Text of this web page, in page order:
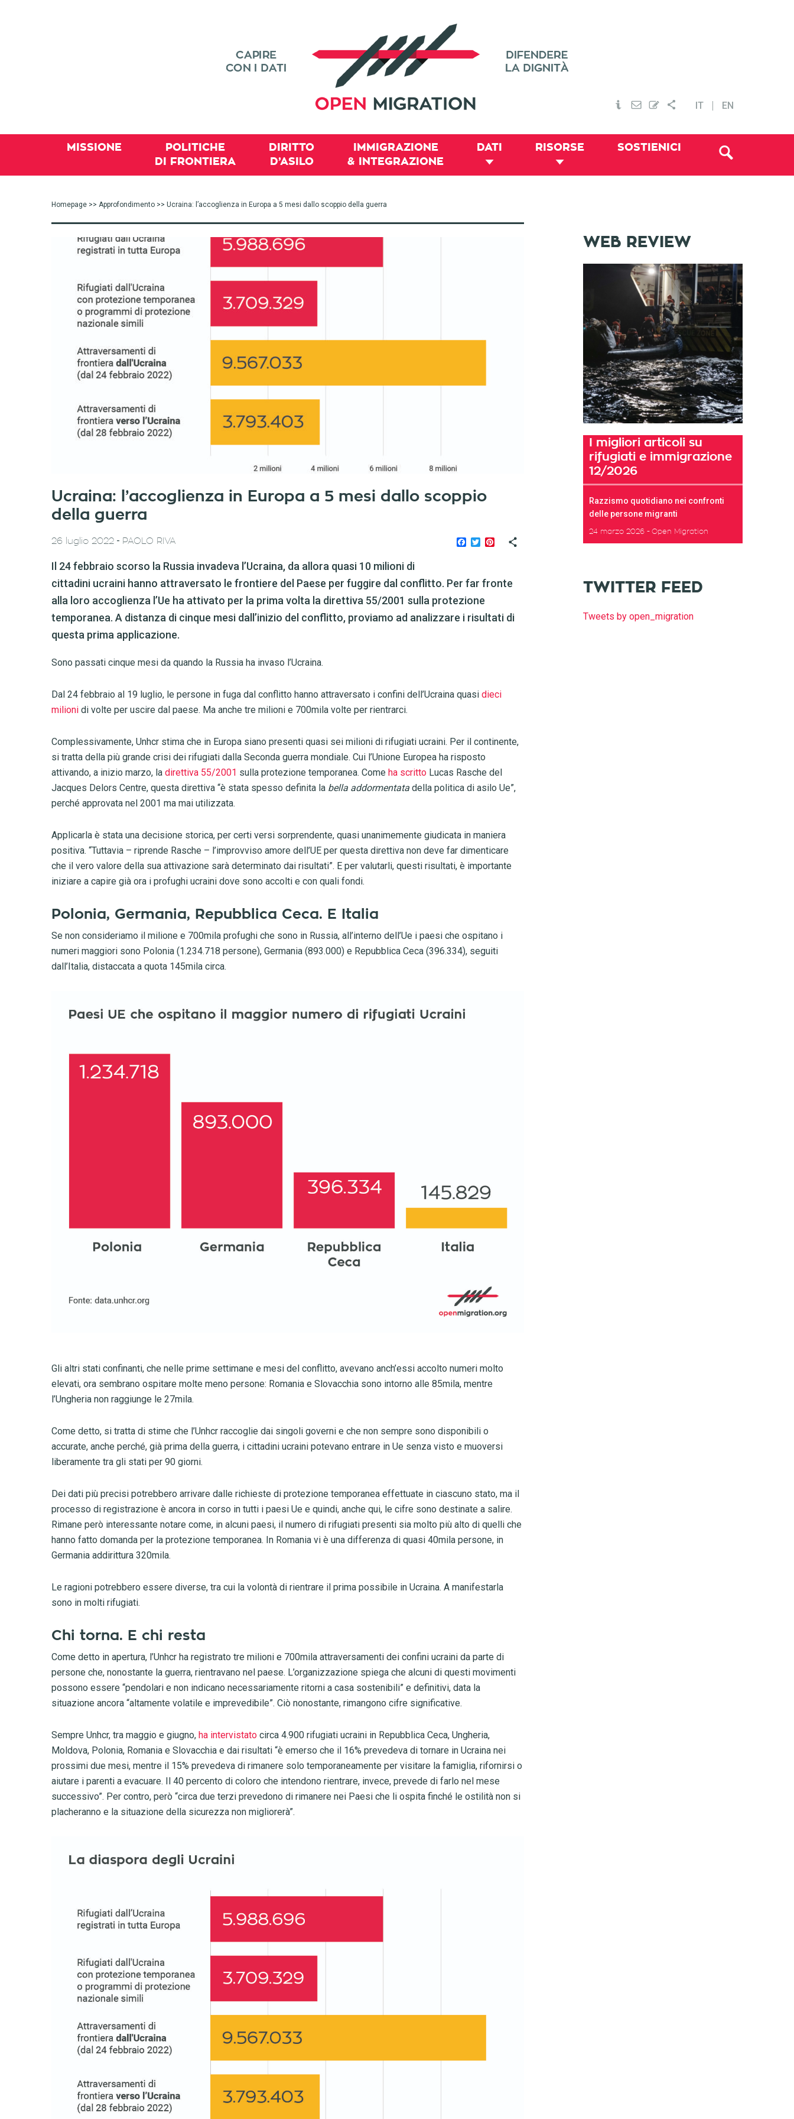
IT EN
MISSIONE
POLITICHE
DI FRONTIERA
DIRITTO
D’ASILO
IMMIGRAZIONE
& INTEGRAZIONE
DATI RISORSE SOSTIENICI
Homepage >> Approfondimento >> Ucraina: l’accoglienza in Europa a 5 mesi dallo scoppio della guerra
Ucraina: l’accoglienza in Europa a 5 mesi dallo scoppio
della guerra
Facebook
TwitterPinterest
26 luglio 2022 - PAOLO RIVA
Il 24 febbraio scorso la Russia invadeva l’Ucraina, da allora quasi 10 milioni di
cittadini ucraini hanno attraversato le frontiere del Paese per fuggire dal conflitto. Per far fronte
alla loro accoglienza l’Ue ha attivato per la prima volta la direttiva 55/2001 sulla protezione
temporanea. A distanza di cinque mesi dall’inizio del conflitto, proviamo ad analizzare i risultati di
questa prima applicazione.
Sono passati cinque mesi da quando la Russia ha invaso l’Ucraina.
Dal 24 febbraio al 19 luglio, le persone in fuga dal conflitto hanno attraversato i confini dell’Ucraina quasi dieci
milioni di volte per uscire dal paese. Ma anche tre milioni e 700mila volte per rientrarci.
Complessivamente, Unhcr stima che in Europa siano presenti quasi sei milioni di rifugiati ucraini. Per il continente,
si tratta della più grande crisi dei rifugiati dalla Seconda guerra mondiale. Cui l’Unione Europea ha risposto
attivando, a inizio marzo, la direttiva 55/2001 sulla protezione temporanea. Come ha scritto Lucas Rasche del
Jacques Delors Centre, questa direttiva “è stata spesso definita la bella addormentata della politica di asilo Ue”,
perché approvata nel 2001 ma mai utilizzata.
Applicarla è stata una decisione storica, per certi versi sorprendente, quasi unanimemente giudicata in maniera
positiva. “Tuttavia – riprende Rasche – l’improvviso amore dell’UE per questa direttiva non deve far dimenticare
che il vero valore della sua attivazione sarà determinato dai risultati”. E per valutarli, questi risultati, è importante
iniziare a capire già ora i profughi ucraini dove sono accolti e con quali fondi.
Polonia, Germania, Repubblica Ceca. E Italia
Se non consideriamo il milione e 700mila profughi che sono in Russia, all’interno dell’Ue i paesi che ospitano i
numeri maggiori sono Polonia (1.234.718 persone), Germania (893.000) e Repubblica Ceca (396.334), seguiti
dall’Italia, distaccata a quota 145mila circa.
Gli altri stati confinanti, che nelle prime settimane e mesi del conflitto, avevano anch’essi accolto numeri molto
elevati, ora sembrano ospitare molte meno persone: Romania e Slovacchia sono intorno alle 85mila, mentre
l’Ungheria non raggiunge le 27mila.
Come detto, si tratta di stime che l’Unhcr raccoglie dai singoli governi e che non sempre sono disponibili o
accurate, anche perché, già prima della guerra, i cittadini ucraini potevano entrare in Ue senza visto e muoversi
liberamente tra gli stati per 90 giorni.
Dei dati più precisi potrebbero arrivare dalle richieste di protezione temporanea effettuate in ciascuno stato, ma il
processo di registrazione è ancora in corso in tutti i paesi Ue e quindi, anche qui, le cifre sono destinate a salire.
Rimane però interessante notare come, in alcuni paesi, il numero di rifugiati presenti sia molto più alto di quelli che
hanno fatto domanda per la protezione temporanea. In Romania vi è una differenza di quasi 40mila persone, in
Germania addirittura 320mila.
Le ragioni potrebbero essere diverse, tra cui la volontà di rientrare il prima possibile in Ucraina. A manifestarla
sono in molti rifugiati.
Chi torna. E chi resta
Come detto in apertura, l’Unhcr ha registrato tre milioni e 700mila attraversamenti dei confini ucraini da parte di
persone che, nonostante la guerra, rientravano nel paese. L’organizzazione spiega che alcuni di questi movimenti
possono essere “pendolari e non indicano necessariamente ritorni a casa sostenibili” e definitivi, data la
situazione ancora “altamente volatile e imprevedibile”. Ciò nonostante, rimangono cifre significative.
Sempre Unhcr, tra maggio e giugno, ha intervistato circa 4.900 rifugiati ucraini in Repubblica Ceca, Ungheria,
Moldova, Polonia, Romania e Slovacchia e dai risultati “è emerso che il 16% prevedeva di tornare in Ucraina nei
prossimi due mesi, mentre il 15% prevedeva di rimanere solo temporaneamente per visitare la famiglia, rifornirsi o
aiutare i parenti a evacuare. Il 40 percento di coloro che intendono rientrare, invece, prevede di farlo nel mese
successivo”. Per contro, però “circa due terzi prevedono di rimanere nei Paesi che li ospita finché le ostilità non si
placheranno e la situazione della sicurezza non migliorerà”.
WEB REVIEW
I migliori articoli su
rifugiati e immigrazione
12/2026
Razzismo quotidiano nei confronti
delle persone migranti
24 marzo 2026 Open Migration
TWITTER FEED
Tweets by open_migration